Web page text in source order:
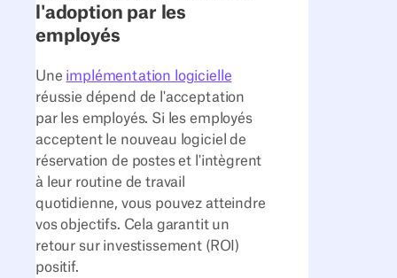
l'adoption par les
employés
Une implémentation logicielle
réussie dépend de l'acceptation
par les employés. Si les employés
acceptent le nouveau logiciel de
réservation de postes et l'intègrent
à leur routine de travail
quotidienne, vous pouvez atteindre
vos objectifs. Cela garantit un
retour sur investissement (ROI)
positif.